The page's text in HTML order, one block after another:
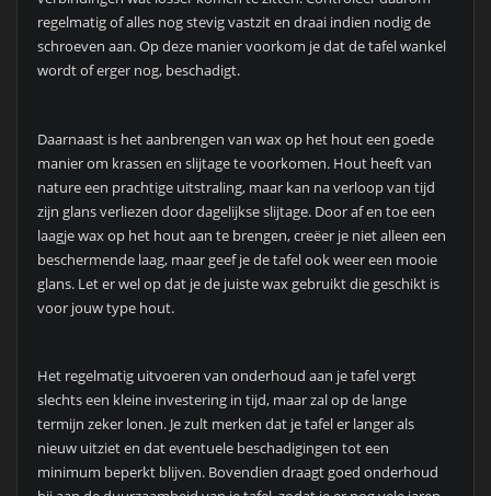
regelmatig of alles nog stevig vastzit en draai indien nodig de
schroeven aan. Op deze manier voorkom je dat de tafel wankel
wordt of erger nog, beschadigt.
Daarnaast is het aanbrengen van wax op het hout een goede
manier om krassen en slijtage te voorkomen. Hout heeft van
nature een prachtige uitstraling, maar kan na verloop van tijd
zijn glans verliezen door dagelijkse slijtage. Door af en toe een
laagje wax op het hout aan te brengen, creëer je niet alleen een
beschermende laag, maar geef je de tafel ook weer een mooie
glans. Let er wel op dat je de juiste wax gebruikt die geschikt is
voor jouw type hout.
Het regelmatig uitvoeren van onderhoud aan je tafel vergt
slechts een kleine investering in tijd, maar zal op de lange
termijn zeker lonen. Je zult merken dat je tafel er langer als
nieuw uitziet en dat eventuele beschadigingen tot een
minimum beperkt blijven. Bovendien draagt goed onderhoud